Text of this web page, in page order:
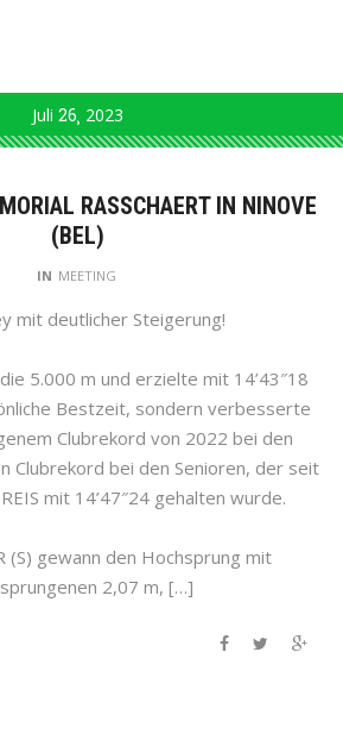
Juli 26 2023
RASSCHAERT IN NINOVE
(BEL)
IN MEETING
mit deutlicher Steigerung!
5.000 m und erzielte mit 14’43″18
Bestzeit, sondern verbesserte
Clubrekord von 2022 bei den
Clubrekord bei den Senioren, der seit
mit 14’47″24 gehalten wurde.
(S) gewann den Hochsprung mit
2,07 m, […]